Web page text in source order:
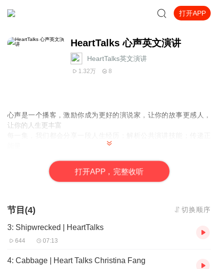
打开APP
HeartTalks 心声英文演讲
HeartTalks英文演讲
1.32万 8
心声是一个播客，激励你成为更好的演说家，让你的故事更感人，
让你的人生更丰富
speaker, storyteller andhuman being. Each episode, we share
one talk from the heart, break it down tolearn something about
打开APP，完整收听
节目(4) 切换顺序
3: Shipwrecked | HeartTalks
644 07:13
4: Cabbage | Heart Talks Christina Fang